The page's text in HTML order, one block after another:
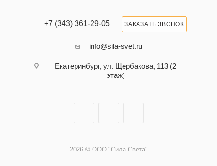
+7 (343) 361-29-05 ЗАКАЗАТЬ ЗВОНОК
info@sila-svet.ru
Екатеринбург, ул. Щербакова, 113 (2
этаж)
2026 © ООО "Сила Света"